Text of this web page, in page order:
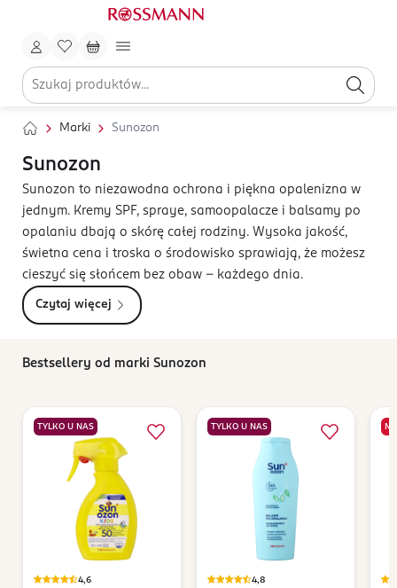
Marki Sunozon
Sunozon
Sunozon to niezawodna ochrona i piękna opalenizna w
jednym. Kremy SPF, spraye, samoopalacze i balsamy po
opalaniu dbają o skórę całej rodziny. Wysoka jakość,
świetna cena i troska o środowisko sprawiają, że możesz
cieszyć się słońcem bez obaw – każdego dnia.
Czytaj więcej
Bestsellery od marki Sunozon
TYLKO U NAS
4,6
TYLKO U NAS
4,8